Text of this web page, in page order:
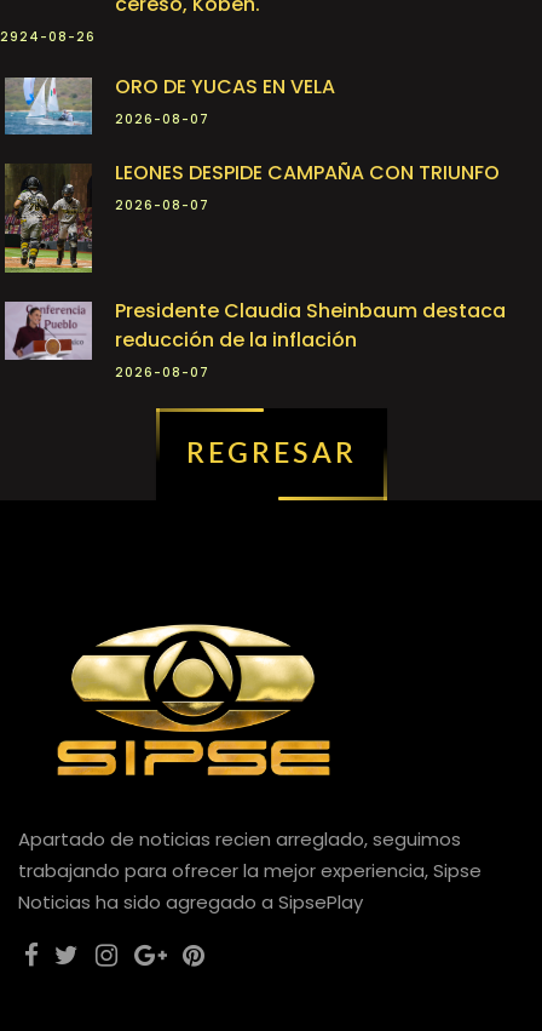
2924-08-26
ORO DE YUCAS EN VELA
2026-08-07
LEONES DESPIDE CAMPAÑA CON TRIUNFO
2026-08-07
Presidente Claudia Sheinbaum destaca
reducción de la inflación
2026-08-07
REGRESAR
Apartado de noticias recien arreglado, seguimos
trabajando para ofrecer la mejor experiencia, Sipse
Noticias ha sido agregado a SipsePlay